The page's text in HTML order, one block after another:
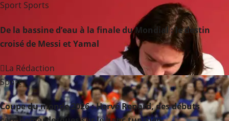
n
d
e
l
’
Sport Sports
De la bassine d’eau à la finale du Mondial : le destin
croisé de Messi et Yamal
La Rédaction
Sport
Coupe du monde 2026 : Hervé Renard, des débuts